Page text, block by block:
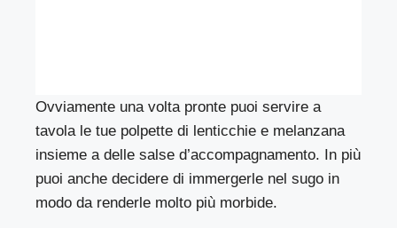
Ovviamente una volta pronte puoi servire a
tavola le tue polpette di lenticchie e melanzana
insieme a delle salse d’accompagnamento. In più
puoi anche decidere di immergerle nel sugo in
modo da renderle molto più morbide.